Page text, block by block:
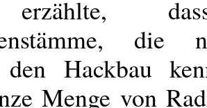
die
Hackbau
Menge von